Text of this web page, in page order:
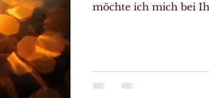
möchte ich mich bei
bekommt Anikas